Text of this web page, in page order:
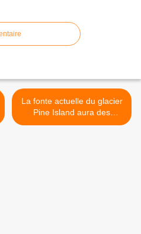
La fonte actuelle du glacier
Pine Island aura des
conséquences dramatiques